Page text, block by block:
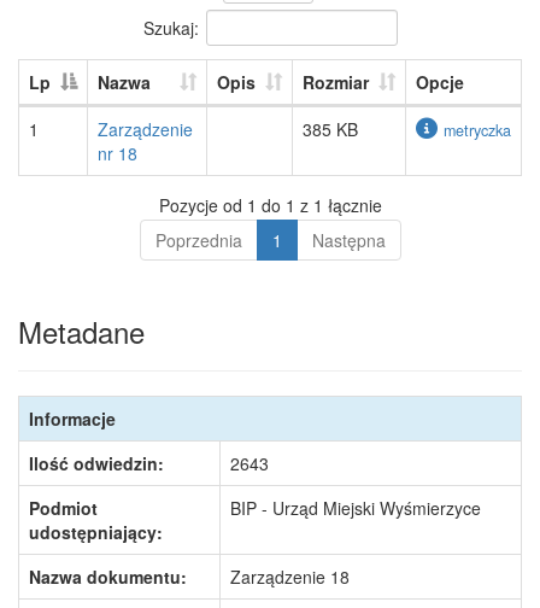
Szukaj:
Lp Nazwa Opis Rozmiar
Opcje
1
Zarządzenie
nr 18
385 KB metryczka
Pozycje od 1 do 1 z 1 łącznie
Poprzednia
1 Następna
Metadane
Informacje
Ilość odwiedzin:
2643
Podmiot
udostępniający:
BIP - Urząd Miejski Wyśmierzyce
Nazwa dokumentu:
Zarządzenie 18